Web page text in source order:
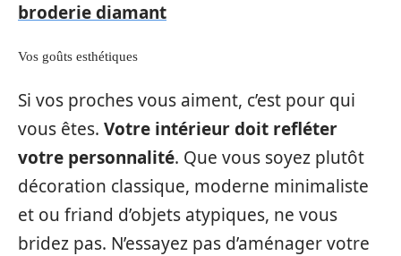
broderie diamant
Vos goûts esthétiques
Si vos proches vous aiment, c’est pour qui
vous êtes. Votre intérieur doit refléter
votre personnalité. Que vous soyez plutôt
décoration classique, moderne minimaliste
et ou friand d’objets atypiques, ne vous
bridez pas. N’essayez pas d’aménager votre